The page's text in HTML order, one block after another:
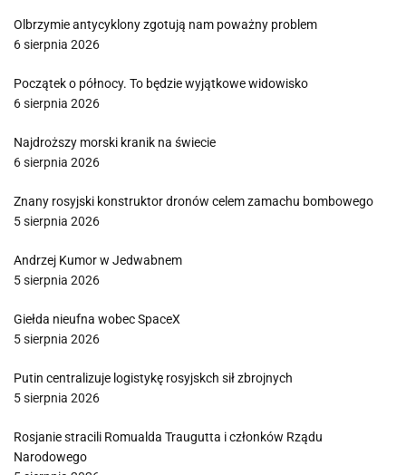
Olbrzymie antycyklony zgotują nam poważny problem
6 sierpnia 2026
Początek o północy. To będzie wyjątkowe widowisko
6 sierpnia 2026
Najdroższy morski kranik na świecie
6 sierpnia 2026
Znany rosyjski konstruktor dronów celem zamachu bombowego
5 sierpnia 2026
Andrzej Kumor w Jedwabnem
5 sierpnia 2026
Giełda nieufna wobec SpaceX
5 sierpnia 2026
Putin centralizuje logistykę rosyjskch sił zbrojnych
5 sierpnia 2026
Rosjanie stracili Romualda Traugutta i członków Rządu
Narodowego